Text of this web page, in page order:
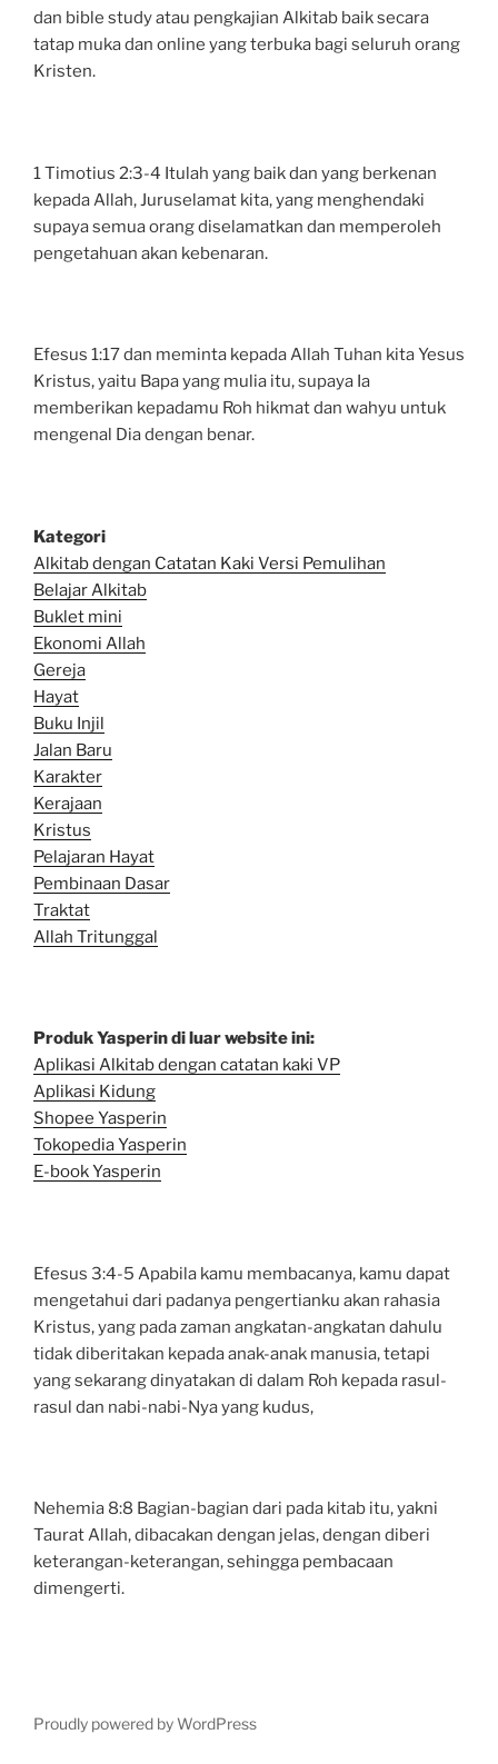
dan bible study atau pengkajian Alkitab baik secara
tatap muka dan online yang terbuka bagi seluruh orang
Kristen.
1 Timotius 2:3-4 Itulah yang baik dan yang berkenan
kepada Allah, Juruselamat kita, yang menghendaki
supaya semua orang diselamatkan dan memperoleh
pengetahuan akan kebenaran.
Efesus 1:17 dan meminta kepada Allah Tuhan kita Yesus
Kristus, yaitu Bapa yang mulia itu, supaya Ia
memberikan kepadamu Roh hikmat dan wahyu untuk
mengenal Dia dengan benar.
Kategori
Alkitab dengan Catatan Kaki Versi Pemulihan
Belajar Alkitab
Buklet mini
Ekonomi Allah
Gereja
Hayat
Buku Injil
Jalan Baru
Karakter
Kerajaan
Kristus
Pelajaran Hayat
Pembinaan Dasar
Traktat
Allah Tritunggal
Produk Yasperin di luar website ini:
Aplikasi Alkitab dengan catatan kaki VP
Aplikasi Kidung
Shopee Yasperin
Tokopedia Yasperin
E-book Yasperin
Efesus 3:4-5 Apabila kamu membacanya, kamu dapat
mengetahui dari padanya pengertianku akan rahasia
Kristus, yang pada zaman angkatan-angkatan dahulu
tidak diberitakan kepada anak-anak manusia, tetapi
yang sekarang dinyatakan di dalam Roh kepada rasul-
rasul dan nabi-nabi-Nya yang kudus,
Nehemia 8:8 Bagian-bagian dari pada kitab itu, yakni
Taurat Allah, dibacakan dengan jelas, dengan diberi
keterangan-keterangan, sehingga pembacaan
dimengerti.
Proudly powered by WordPress